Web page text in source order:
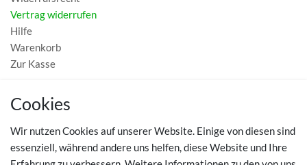
Vertrag widerrufen
Hilfe
Warenkorb
Zur Kasse
MEIN KONTO
Cookies
Wir nutzen Cookies auf unserer Website. Einige von diesen sind
essenziell, während andere uns helfen, diese Website und Ihre